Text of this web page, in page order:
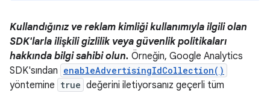
Kullandığınız ve reklam kimliği kullanımıyla ilgili olan
SDK'larla ilişkili gizlilik veya güvenlik politikaları
hakkında bilgi sahibi olun. Örneğin, Google Analytics
SDK'sından enableAdvertisingIdCollection()
yöntemine true değerini iletiyorsanız geçerli tüm